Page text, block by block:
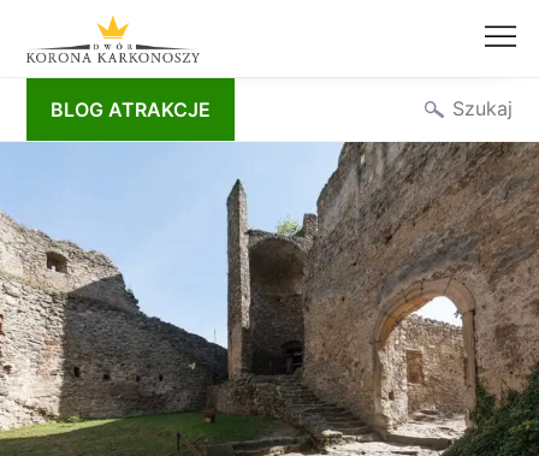
treści
BLOG ATRAKCJE